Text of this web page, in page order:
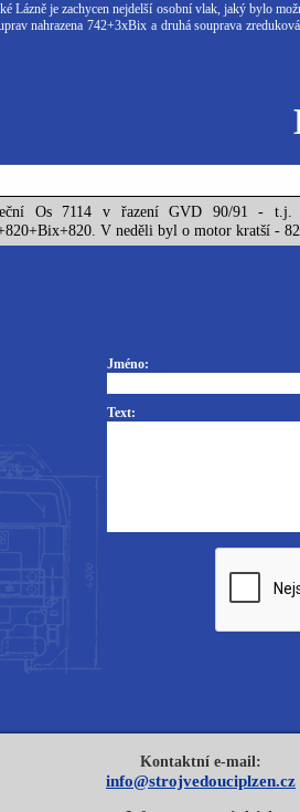
Lázně je zachycen nejdelší osobní vlak, jaký bylo
nahrazena 742+3xBix a druhá souprava
Os 7114 v řazení GVD 90/91 - t.j.
V neděli byl o motor kratší -
Jméno:
Text:
Kontaktní e-mail:
info@strojvedouciplzen.cz